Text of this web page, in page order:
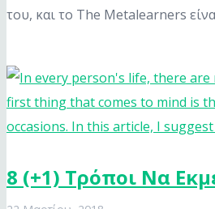
του, και το The Metalearners
8 (+1) Τρόποι Να